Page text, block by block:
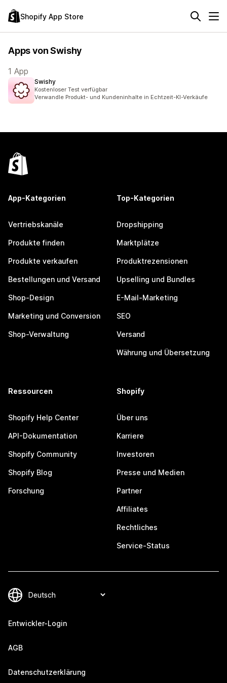
Shopify App Store
Apps von Swishy
1 App
Swishy
Kostenloser Test verfügbar
Verwandle Produkt- und Kundeninhalte in Echtzeit-KI-Verkäufe
App-Kategorien
Vertriebskanäle
Produkte finden
Produkte verkaufen
Bestellungen und Versand
Shop-Design
Marketing und Conversion
Shop-Verwaltung
Top-Kategorien
Dropshipping
Marktplätze
Produktrezensionen
Upselling und Bundles
E-Mail-Marketing
SEO
Versand
Währung und Übersetzung
Ressourcen
Shopify Help Center
API-Dokumentation
Shopify Community
Shopify Blog
Forschung
Shopify
Über uns
Karriere
Investoren
Presse und Medien
Partner
Affiliates
Rechtliches
Service-Status
Entwickler-Login
AGB
Datenschutzerklärung